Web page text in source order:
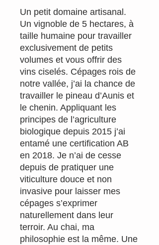
Un petit domaine artisanal.
Un vignoble de 5 hectares, à
taille humaine pour travailler
exclusivement de petits
volumes et vous offrir des
vins ciselés. Cépages rois de
notre vallée, j’ai la chance de
travailler le pineau d’Aunis et
le chenin. Appliquant les
principes de l’agriculture
biologique depuis 2015 j’ai
entamé une certification AB
en 2018. Je n’ai de cesse
depuis de pratiquer une
viticulture douce et non
invasive pour laisser mes
cépages s’exprimer
naturellement dans leur
terroir. Au chai, ma
philosophie est la même. Une